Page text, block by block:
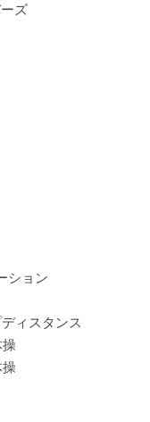
ズ
ション
ィスタンス